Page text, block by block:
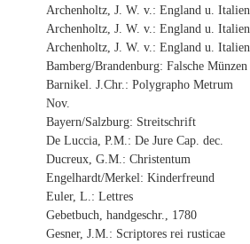
Archenholtz, J. W. v.: England u. Italien
Archenholtz, J. W. v.: England u. Italien
Archenholtz, J. W. v.: England u. Italien
Bamberg/Brandenburg: Falsche Münzen
Barnikel. J.Chr.: Polygrapho Metrum
Nov.
Bayern/Salzburg: Streitschrift
De Luccia, P.M.: De Jure Cap. dec.
Ducreux, G.M.: Christentum
Engelhardt/Merkel: Kinderfreund
Euler, L.: Lettres
Gebetbuch, handgeschr., 1780
Gesner, J.M.: Scriptores rei rusticae